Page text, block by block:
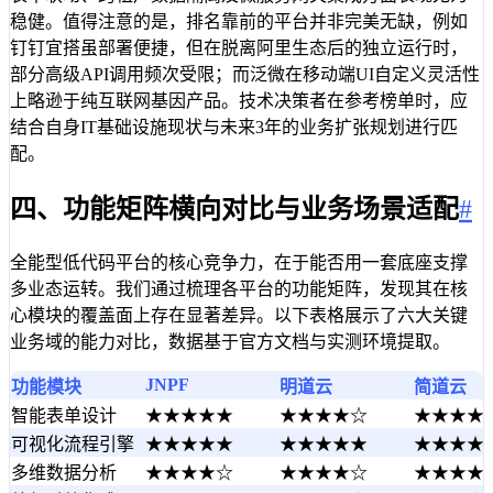
稳健。值得注意的是，排名靠前的平台并非完美无缺，例如
钉钉宜搭虽部署便捷，但在脱离阿里生态后的独立运行时，
部分高级API调用频次受限；而泛微在移动端UI自定义灵活性
上略逊于纯互联网基因产品。技术决策者在参考榜单时，应
结合自身IT基础设施现状与未来3年的业务扩张规划进行匹
配。
四、功能矩阵横向对比与业务场景适配#
全能型低代码平台的核心竞争力，在于能否用一套底座支撑
多业态运转。我们通过梳理各平台的功能矩阵，发现其在核
心模块的覆盖面上存在显著差异。以下表格展示了六大关键
业务域的能力对比，数据基于官方文档与实测环境提取。
功能模块 JNPF 明道云
简道云
智能表单设计
★★★★★ ★★★★☆
可视化流程引擎
★★★★★ ★★★★★
多维数据分析
★★★★☆ ★★★★☆